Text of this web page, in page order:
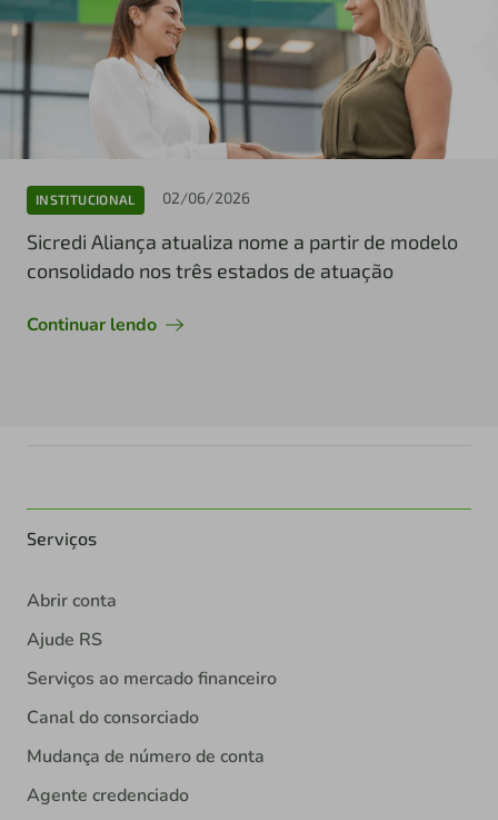
INSTITUCIONAL 02/06/2026
Sicredi Aliança atualiza nome a partir de modelo
consolidado nos três estados de atuação
Continuar lendo
Serviços
Abrir conta
Ajude RS
Serviços ao mercado financeiro
Canal do consorciado
Mudança de número de conta
Agente credenciado